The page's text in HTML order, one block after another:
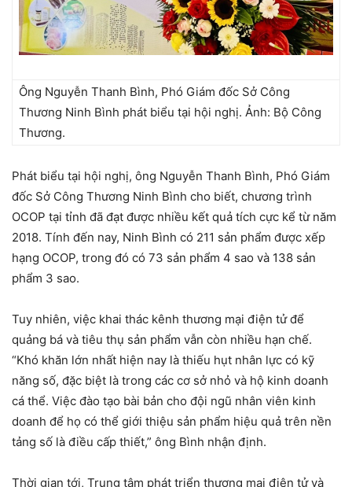
Ông Nguyễn Thanh Bình, Phó Giám đốc Sở Công
Thương Ninh Bình phát biểu tại hội nghị. Ảnh: Bộ Công
Thương.
Phát biểu tại hội nghị, ông Nguyễn Thanh Bình, Phó Giám
đốc Sở Công Thương Ninh Bình cho biết, chương trình
OCOP tại tỉnh đã đạt được nhiều kết quả tích cực kể từ năm
2018. Tính đến nay, Ninh Bình có 211 sản phẩm được xếp
hạng OCOP, trong đó có 73 sản phẩm 4 sao và 138 sản
phẩm 3 sao.
Tuy nhiên, việc khai thác kênh thương mại điện tử để
quảng bá và tiêu thụ sản phẩm vẫn còn nhiều hạn chế.
“Khó khăn lớn nhất hiện nay là thiếu hụt nhân lực có kỹ
năng số, đặc biệt là trong các cơ sở nhỏ và hộ kinh doanh
cá thể. Việc đào tạo bài bản cho đội ngũ nhân viên kinh
doanh để họ có thể giới thiệu sản phẩm hiệu quả trên nền
tảng số là điều cấp thiết,” ông Bình nhận định.
Thời gian tới, Trung tâm phát triển thương mại điện tử và